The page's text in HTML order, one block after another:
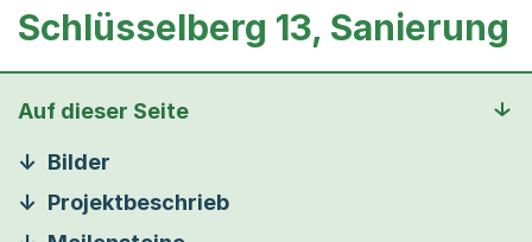
Schlüsselberg 13, Sanierung
Auf dieser Seite
Bilder
Projektbeschrieb